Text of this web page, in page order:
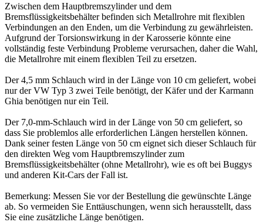
Zwischen dem Hauptbremszylinder und dem
Bremsflüssigkeitsbehälter befinden sich Metallrohre mit flexiblen
Verbindungen an den Enden, um die Verbindung zu gewährleisten.
Aufgrund der Torsionswirkung in der Karosserie könnte eine
vollständig feste Verbindung Probleme verursachen, daher die Wahl,
die Metallrohre mit einem flexiblen Teil zu ersetzen.
Der 4,5 mm Schlauch wird in der Länge von 10 cm geliefert, wobei
nur der VW Typ 3 zwei Teile benötigt, der Käfer und der Karmann
Ghia benötigen nur ein Teil.
Der 7,0-mm-Schlauch wird in der Länge von 50 cm geliefert, so
dass Sie problemlos alle erforderlichen Längen herstellen können.
Dank seiner festen Länge von 50 cm eignet sich dieser Schlauch für
den direkten Weg vom Hauptbremszylinder zum
Bremsflüssigkeitsbehälter (ohne Metallrohr), wie es oft bei Buggys
und anderen Kit-Cars der Fall ist.
Bemerkung: Messen Sie vor der Bestellung die gewünschte Länge
ab. So vermeiden Sie Enttäuschungen, wenn sich herausstellt, dass
Sie eine zusätzliche Länge benötigen.